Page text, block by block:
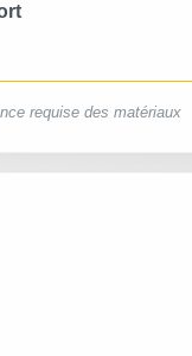
requise des matériaux